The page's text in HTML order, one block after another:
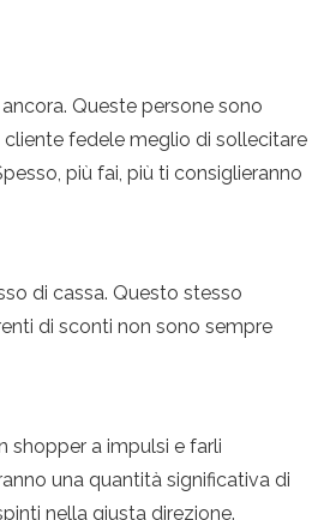
Queste persone sono
fedele meglio di sollecitare
più fai, più ti consiglieranno
di cassa. Questo stesso
di sconti non sono sempre
shopper a impulsi e farli
una quantità significativa di
nella giusta direzione.